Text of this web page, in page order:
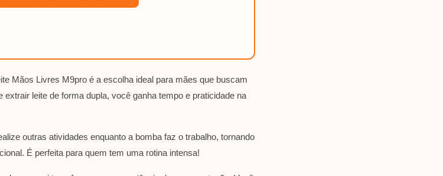
Mãos Livres M9pro é a escolha ideal para mães que buscam
leite de forma dupla, você ganha tempo e praticidade na
outras atividades enquanto a bomba faz o trabalho, tornando
É perfeita para quem tem uma rotina intensa!